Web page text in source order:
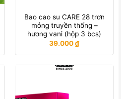
Bao cao su CARE 28 trơn
mỏng truyền thống –
hương vani (hộp 3 bcs)
39.000₫